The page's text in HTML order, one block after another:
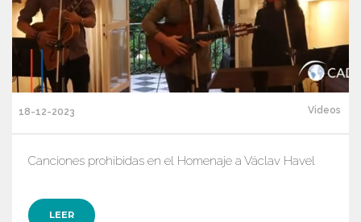
18-12-2023 Videos
Canciones prohibidas en el Homenaje a Václav Havel
LEER